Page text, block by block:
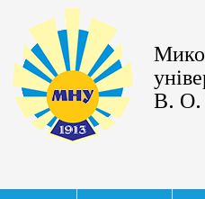
В. О.